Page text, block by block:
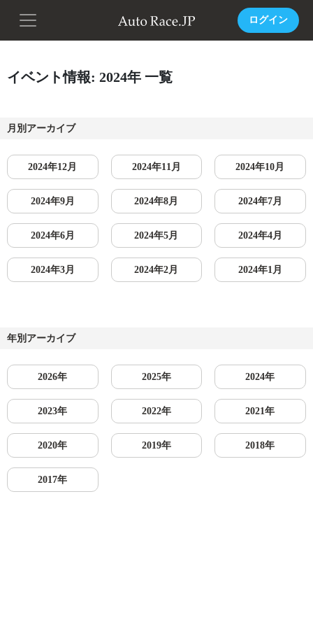
ログイン
イベント情報: 2024年 一覧
月別アーカイブ
2024年12月 2024年11月 2024年10月
2024年9月 2024年8月 2024年7月
2024年6月 2024年5月 2024年4月
2024年3月 2024年2月 2024年1月
年別アーカイブ
2026年 2025年 2024年
2023年 2022年 2021年
2020年 2019年 2018年
2017年